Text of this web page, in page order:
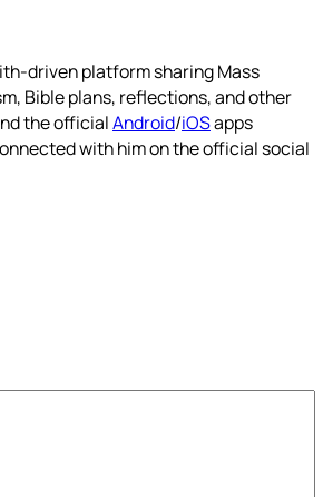
driven platform sharing Mass
Bible plans, reflections, and other
the officialAndroid/iOSapps
with him on the official social